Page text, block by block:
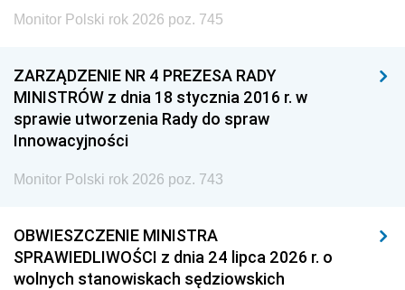
Monitor Polski rok 2026 poz. 745
ZARZĄDZENIE NR 4 PREZESA RADY
MINISTRÓW z dnia 18 stycznia 2016 r. w
sprawie utworzenia Rady do spraw
Innowacyjności
Monitor Polski rok 2026 poz. 743
OBWIESZCZENIE MINISTRA
SPRAWIEDLIWOŚCI z dnia 24 lipca 2026 r. o
wolnych stanowiskach sędziowskich